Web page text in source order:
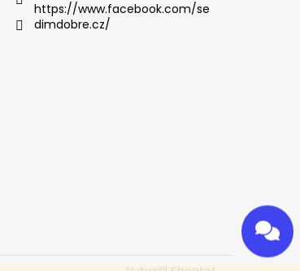
https://www.facebook.com/se
dimdobre.cz/
Odeslat